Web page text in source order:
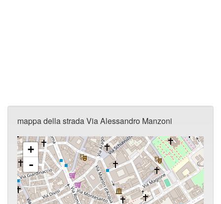
mappa della strada Via Alessandro Manzoni
+
-